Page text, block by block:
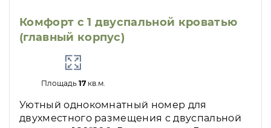
Комфорт с 1 двуспальной кроватью
(главный корпус)
Площадь 17кв.м.
Уютный однокомнатный номер для
двухместного размещения с двуспальной